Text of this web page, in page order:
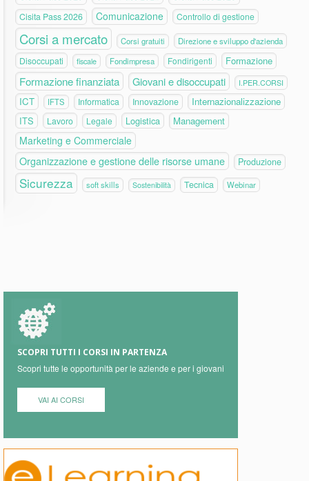
Cisita Pass 2026
Comunicazione Controllo di gestione
Corsi a mercato Corsi gratuiti Direzione e sviluppo d'azienda
Disoccupati fiscale Fondimpresa Fondirigenti Formazione
Formazione finanziata Giovani e disoccupati I.PER.CORSI
ICT IFTS Informatica Innovazione
Internazionalizzazione
ITS
Lavoro Legale Logistica Management
Marketing e Commerciale
Organizzazione e gestione delle risorse umane Produzione
Sicurezza soft skills Sostenibilità Tecnica Webinar
SCOPRI TUTTI I CORSI IN PARTENZA
Scopri tutte le opportunità per le aziende e per i giovani
VAI AI CORSI